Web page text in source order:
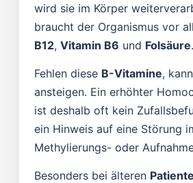
wird sie im Körper
braucht der Organismus vor
B12, Vitamin B6 und Folsäure.
Fehlen diese B-Vitamine,
ansteigen. Ein erhöhter
ist deshalb oft kein
ein Hinweis auf eine Störung
Methylierungs- oder
Besonders bei älteren